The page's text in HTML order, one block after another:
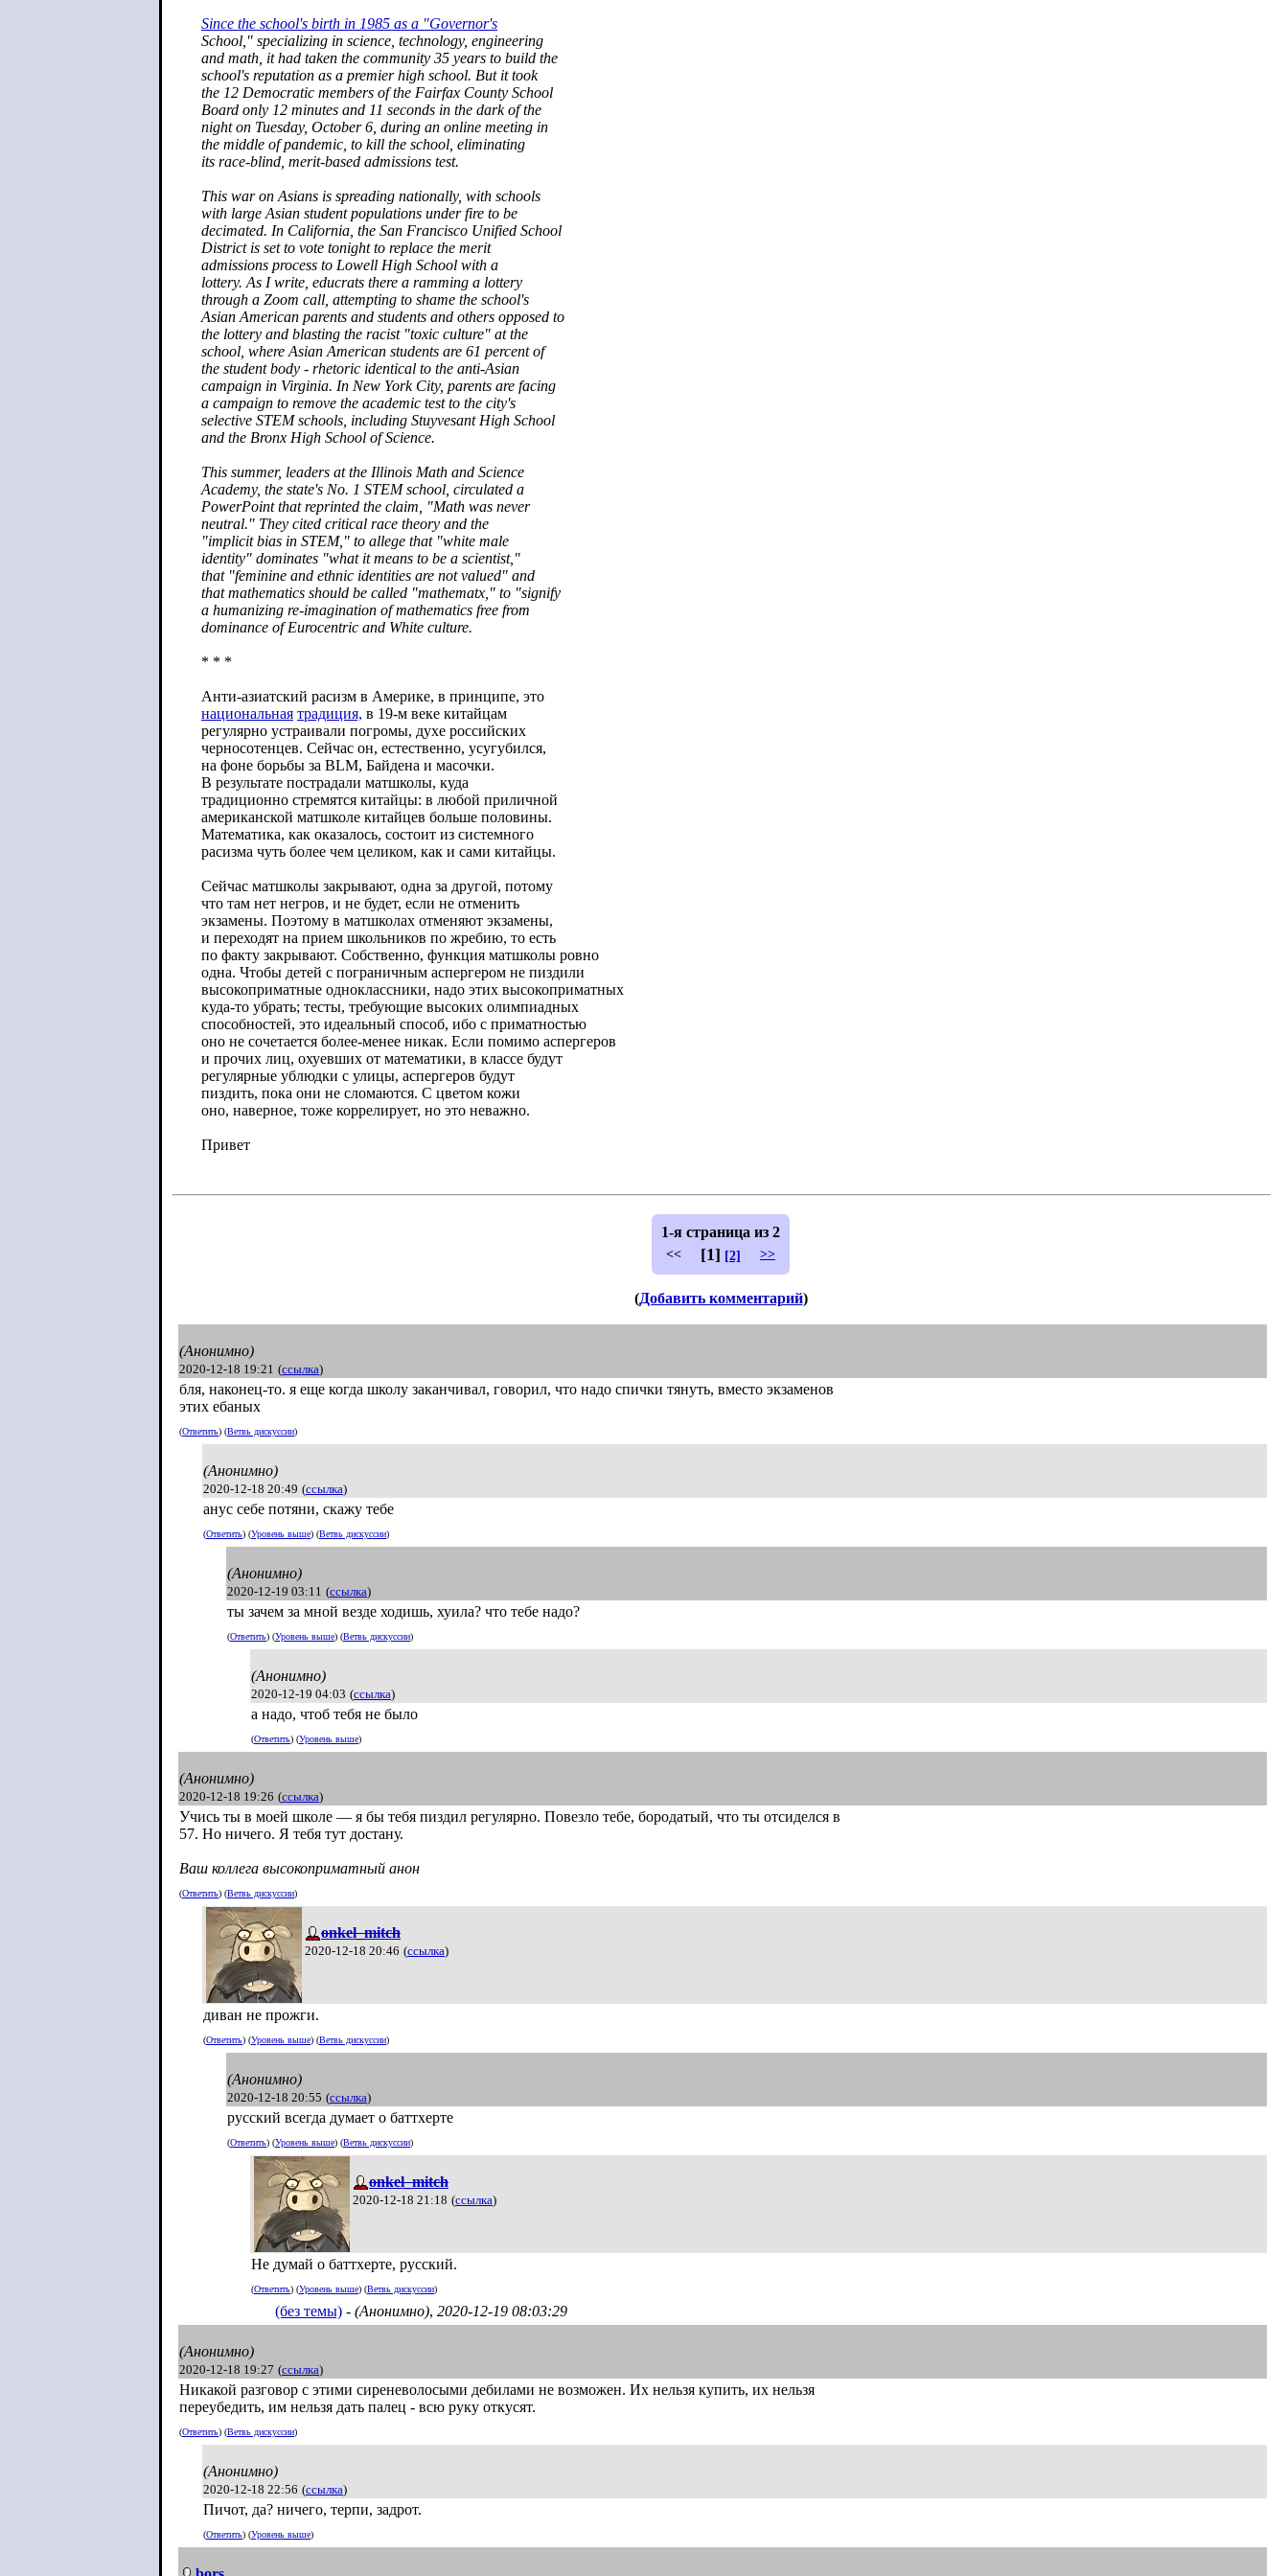
Since the school's birth in 1985 as a "Governor's
School," specializing in science, technology, engineering
and math, it had taken the community 35 years to build the
school's reputation as a premier high school. But it took
the 12 Democratic members of the Fairfax County School
Board only 12 minutes and 11 seconds in the dark of the
night on Tuesday, October 6, during an online meeting in
the middle of pandemic, to kill the school, eliminating
its race-blind, merit-based admissions test.
This war on Asians is spreading nationally, with schools
with large Asian student populations under fire to be
decimated. In California, the San Francisco Unified School
District is set to vote tonight to replace the merit
admissions process to Lowell High School with a
lottery. As I write, educrats there a ramming a lottery
through a Zoom call, attempting to shame the school's
Asian American parents and students and others opposed to
the lottery and blasting the racist "toxic culture" at the
school, where Asian American students are 61 percent of
the student body - rhetoric identical to the anti-Asian
campaign in Virginia. In New York City, parents are facing
a campaign to remove the academic test to the city's
selective STEM schools, including Stuyvesant High School
and the Bronx High School of Science.
This summer, leaders at the Illinois Math and Science
Academy, the state's No. 1 STEM school, circulated a
PowerPoint that reprinted the claim, "Math was never
neutral." They cited critical race theory and the
"implicit bias in STEM," to allege that "white male
identity" dominates "what it means to be a scientist,"
that "feminine and ethnic identities are not valued" and
that mathematics should be called "mathematx," to "signify
a humanizing re-imagination of mathematics free from
dominance of Eurocentric and White culture.
* * *
Анти-азиатский расизм в Америке, в принципе, это
национальная традиция, в 19-м веке китайцам
регулярно устраивали погромы, духе российских
черносотенцев. Сейчас он, естественно, усугубился,
на фоне борьбы за BLM, Байдена и масочки.
В результате пострадали матшколы, куда
традиционно стремятся китайцы: в любой приличной
американской матшколе китайцев больше половины.
Математика, как оказалось, состоит из системного
расизма чуть более чем целиком, как и сами китайцы.
Сейчас матшколы закрывают, одна за другой, потому
что там нет негров, и не будет, если не отменить
экзамены. Поэтому в матшколах отменяют экзамены,
и переходят на прием школьников по жребию, то есть
по факту закрывают. Собственно, функция матшколы ровно
одна. Чтобы детей с пограничным аспергером не пиздили
высокоприматные одноклассники, надо этих высокоприматных
куда-то убрать; тесты, требующие высоких олимпиадных
способностей, это идеальный способ, ибо с приматностью
оно не сочетается более-менее никак. Если помимо аспергеров
и прочих лиц, охуевших от математики, в классе будут
регулярные ублюдки с улицы, аспергеров будут
пиздить, пока они не сломаются. С цветом кожи
оно, наверное, тоже коррелирует, но это неважно.
Привет
1-я страница из 2
<< [1] [2] >>
(Добавить комментарий)
(Анонимно)
2020-12-18 19:21 (ссылка)
бля, наконец-то. я еще когда школу заканчивал, говорил, что надо спички тянуть, вместо экзаменов
этих ебаных
(Ответить) (Ветвь дискуссии)
(Анонимно)
2020-12-18 20:49 (ссылка)
анус себе потяни, скажу тебе
(Ответить) (Уровень выше) (Ветвь дискуссии)
(Анонимно)
2020-12-19 03:11 (ссылка)
ты зачем за мной везде ходишь, хуила? что тебе надо?
(Ответить) (Уровень выше) (Ветвь дискуссии)
(Анонимно)
2020-12-19 04:03 (ссылка)
а надо, чтоб тебя не было
(Ответить) (Уровень выше)
(Анонимно)
2020-12-18 19:26 (ссылка)
Учись ты в моей школе — я бы тебя пиздил регулярно. Повезло тебе, бородатый, что ты отсиделся в
57. Но ничего. Я тебя тут достану.
Ваш коллега высокоприматный анон
(Ответить) (Ветвь дискуссии)
onkel_mitch
2020-12-18 20:46 (ссылка)
диван не прожги.
(Ответить) (Уровень выше) (Ветвь дискуссии)
(Анонимно)
2020-12-18 20:55 (ссылка)
русский всегда думает о баттхерте
(Ответить) (Уровень выше) (Ветвь дискуссии)
onkel_mitch
2020-12-18 21:18 (ссылка)
Не думай о баттхерте, русский.
(Ответить) (Уровень выше) (Ветвь дискуссии)
(без темы) - (Анонимно), 2020-12-19 08:03:29
(Анонимно)
2020-12-18 19:27 (ссылка)
Никакой разговор с этими сиреневолосыми дебилами не возможен. Их нельзя купить, их нельзя
переубедить, им нельзя дать палец - всю руку откусят.
(Ответить) (Ветвь дискуссии)
(Анонимно)
2020-12-18 22:56 (ссылка)
Пичот, да? ничего, терпи, задрот.
(Ответить) (Уровень выше)